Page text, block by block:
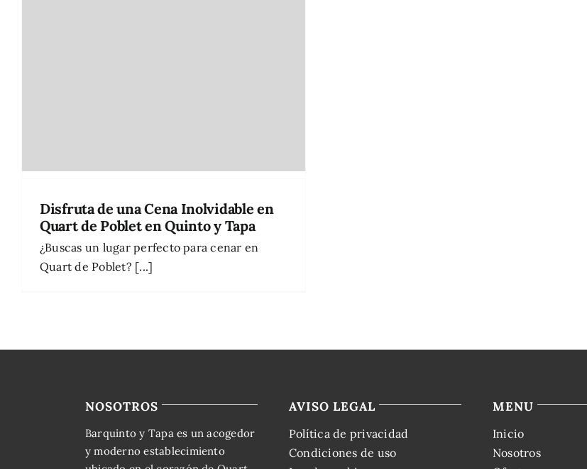
Disfruta de una Cena Inolvidable en
Quart de Poblet en Quinto y Tapa
¿Buscas un lugar perfecto para cenar en
Quart de Poblet? [...]
NOSOTROS
Barquinto y Tapa es un acogedor
y moderno establecimiento
AVISO LEGAL
Política de privacidad
Condiciones de uso
MENU
Inicio
Nosotros